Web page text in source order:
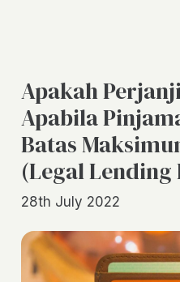
Apakah
Apabila
Batas
(Legal
28th July 2022